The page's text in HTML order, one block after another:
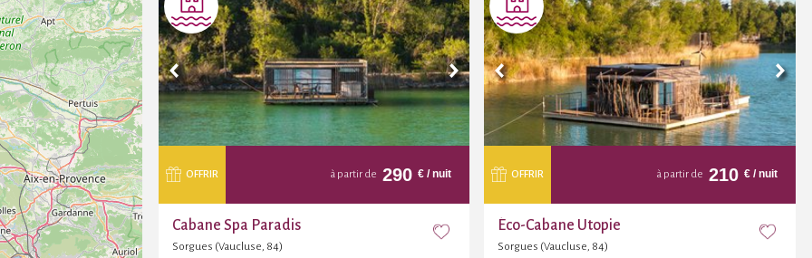
OFFRIR à partir de 290 €/ nuit
Cabane Spa Paradis
Sorgues (Vaucluse, 84)
OFFRIR à partir de 210 € / nuit
Éco-Cabane Utopie
Sorgues (Vaucluse, 84)